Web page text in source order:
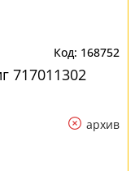
168752
717011302
архив